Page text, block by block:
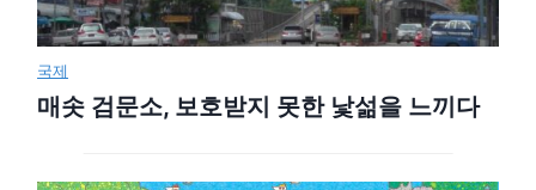
국제
매솟 검문소, 보호받지 못한 낯섦을 느끼다